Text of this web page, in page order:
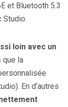
et Bluetooth 5.3
Studio.
loin avec un
que la
En d’autres